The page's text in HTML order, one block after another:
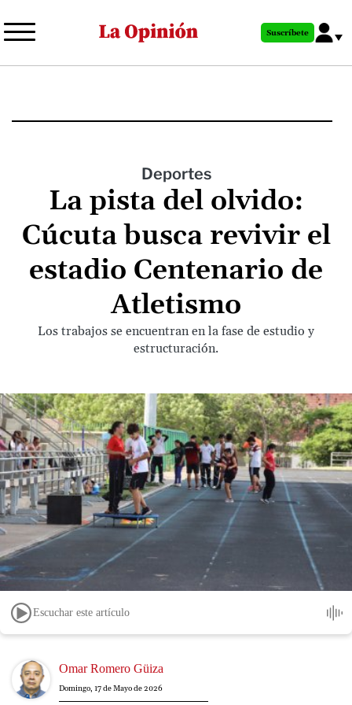
al
principal
Suscríbete
Deportes
La pista del olvido:
Cúcuta busca revivir el
estadio Centenario de
Atletismo
Los trabajos se encuentran en la fase de estudio y
estructuración.
Escuchar este artículo
Image Omar Romero Güiza
Domingo, 17 de Mayo de 2026